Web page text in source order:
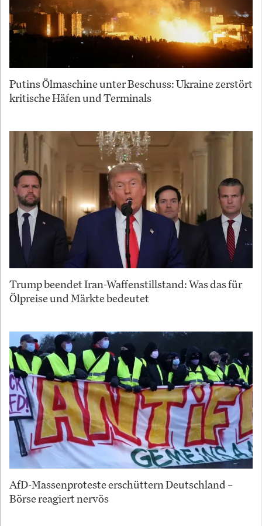
Putins Ölmaschine unter Beschuss: Ukraine zerstört
kritische Häfen und Terminals
Trump beendet Iran-Waffenstillstand: Was das für
Ölpreise und Märkte bedeutet
AfD-Massenproteste erschüttern Deutschland –
Börse reagiert nervös